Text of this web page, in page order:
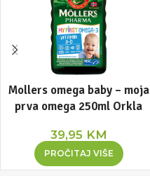
Mollers omega baby – moja
prva omega 250ml Orkla
39,95 KM
PROČITAJ VIŠE